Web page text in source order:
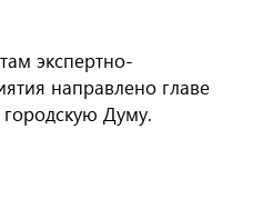
экспертно-
направлено главе
Думу.